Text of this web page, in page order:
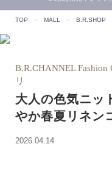
TOP ＞ MALL ＞ B.R.SHOP
B.R.CHANNEL
リ
大人の色気ニッ
やか春夏リネン
2026.04.14